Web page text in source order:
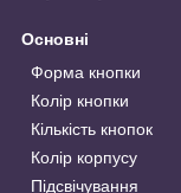
Основні
Форма кнопки
Колір кнопки
Кількість кнопок
Колір корпусу
Підсвічування